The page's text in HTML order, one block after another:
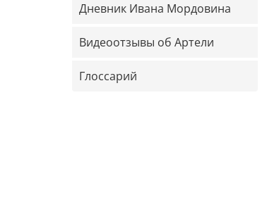
Дневник Ивана Мордовина
Видеоотзывы об Артели
Глоссарий